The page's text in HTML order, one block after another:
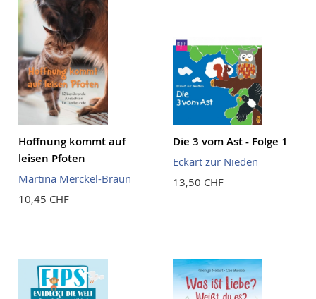
Hoffnung kommt auf
leisen Pfoten
Martina Merckel-Braun
10,45 CHF
Die 3 vom Ast - Folge 1
Eckart zur Nieden
13,50 CHF